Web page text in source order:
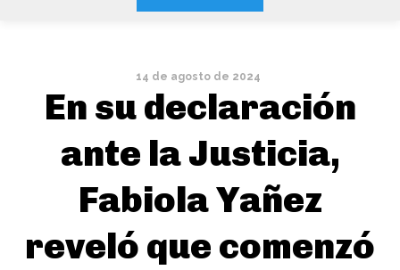
14 de agosto de 2024
En su declaración
ante la Justicia,
Fabiola Yañez
reveló que comenzó